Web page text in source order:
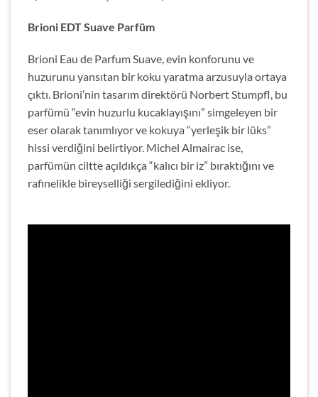
Brioni EDT Suave Parfüm
Brioni Eau de Parfum Suave, evin konforunu ve
huzurunu yansıtan bir koku yaratma arzusuyla ortaya
çıktı. Brioni’nin tasarım direktörü Norbert Stumpfl, bu
parfümü “evin huzurlu kucaklayışını” simgeleyen bir
eser olarak tanımlıyor ve kokuya “yerleşik bir lüks”
hissi verdiğini belirtiyor. Michel Almairac ise,
parfümün ciltte açıldıkça “kalıcı bir iz” bıraktığını ve
rafinelikle bireyselliği sergilediğini ekliyor.